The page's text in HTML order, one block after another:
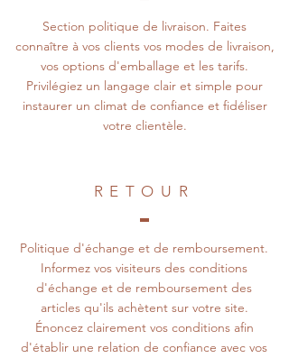
Section politique de livraison. Faites
connaître à vos clients vos modes de livraison,
vos options d'emballage et les tarifs.
Privilégiez un langage clair et simple pour
instaurer un climat de confiance et fidéliser
votre clientèle.
RETOUR
Politique d'échange et de remboursement.
Informez vos visiteurs des conditions
d'échange et de remboursement des
articles qu'ils achètent sur votre site.
Énoncez clairement vos conditions afin
d'établir une relation de confiance avec vos